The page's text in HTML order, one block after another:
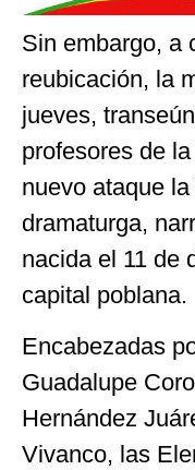
Sin embargo, a
reubicación, la
jueves,
profesores de
nuevo ataque
dramaturga,
nacida el 11 de
capital poblana.
Encabezadas
Guadalupe
Hernández
Vivanco, las